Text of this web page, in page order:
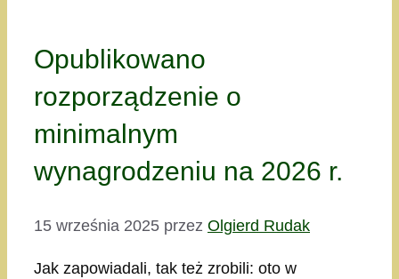
Opublikowano
rozporządzenie o
minimalnym
wynagrodzeniu na 2026 r.
15 września 2025 przez Olgierd Rudak
Jak zapowiadali, tak też zrobili: oto w